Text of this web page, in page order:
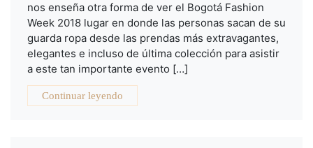
nos enseña otra forma de ver el Bogotá Fashion
Week 2018 lugar en donde las personas sacan de su
guarda ropa desde las prendas más extravagantes,
elegantes e incluso de última colección para asistir
a este tan importante evento […]
Continuar leyendo